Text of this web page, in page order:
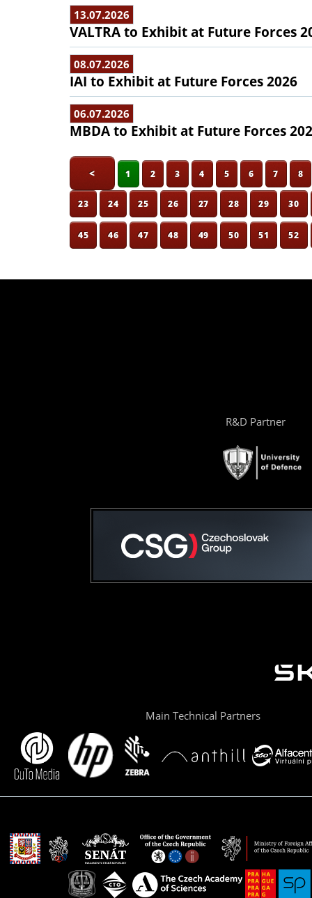
13.07.2026
VALTRA to Exhibit at Future Forces
08.07.2026
IAI to Exhibit at Future Forces 2026
06.07.2026
MBDA to Exhibit at Future Forces
< 1 2 3 4 5 6 7 8
23 24 25 26 27 28 29 30
45 46 47 48 49 50 51 52
R&D Partner
Main Technical Partners